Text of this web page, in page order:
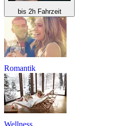
bis 2h Fahrzeit
Romantik
Wellness